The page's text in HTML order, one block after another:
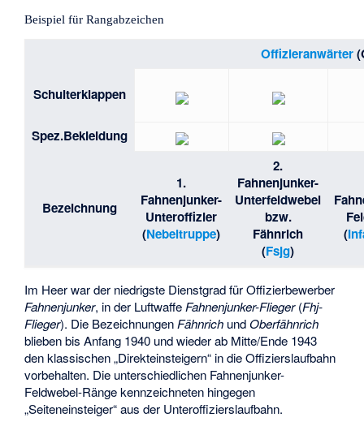
Beispiel für Rangabzeichen
Offizieranwärter
Schulterklappen
Spez.Bekleidung
Bezeichnung
1.
Fahnenjunker-
Unteroffizier
(Nebeltruppe)
2.
Fahnenjunker-
Unterfeldwebel
bzw.
Fähnrich
(Fsjg)
(
Im Heer war der niedrigste Dienstgrad für Offizierbewerber
Fahnenjunker, in der Luftwaffe Fahnenjunker-Flieger(Fhj-
Flieger). Die Bezeichnungen Fähnrich undOberfähnrich
blieben bis Anfang 1940 und wieder ab Mitte/Ende 1943
den klassischen „Direkteinsteigern“ in die Offizierslaufbahn
vorbehalten. Die unterschiedlichen Fahnenjunker-
Feldwebel-Ränge kennzeichneten hingegen
„Seiteneinsteiger“ aus der Unteroffizierslaufbahn.